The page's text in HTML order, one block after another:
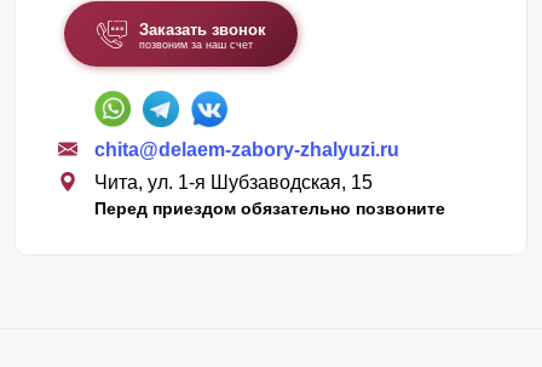
Заказать звонок
позвоним за наш счет
chita@delaem-zabory-zhalyuzi.ru
Чита, ул. 1-я Шубзаводская, 15
Перед приездом обязательно позвоните